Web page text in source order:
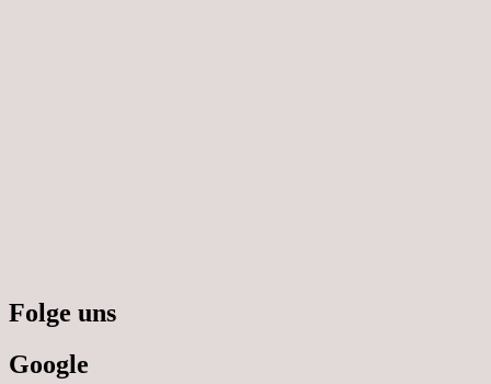
Folge uns
Google